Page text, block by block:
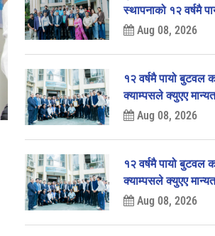
स्थापनाको १२ वर्षमै
Aug 08, 2026
१२ वर्षमै पायो बुटवल
क्याम्पसले क्युएए
Aug 08, 2026
१२ वर्षमै पायो बुटवल
क्याम्पसले क्युएए
Aug 08, 2026